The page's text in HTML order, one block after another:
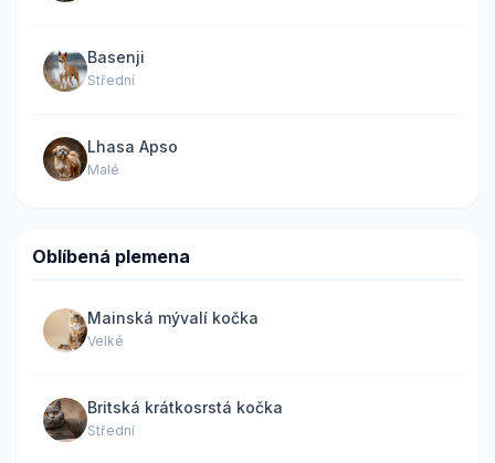
Basenji
Střední
Lhasa Apso
Malé
Oblíbená plemena
Mainská mývalí kočka
Velké
Britská krátkosrstá kočka
Střední